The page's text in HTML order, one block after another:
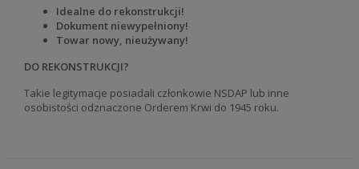
Idealne do rekonstrukcji!
Dokument niewypełniony!
Towar nowy, nieużywany!
DO REKONSTRUKCJI?
Takie legitymacje posiadali członkowie NSDAP lub inne
osobistości odznaczone Orderem Krwi do 1945 roku.